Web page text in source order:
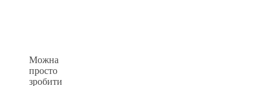
Можна
просто
зробити